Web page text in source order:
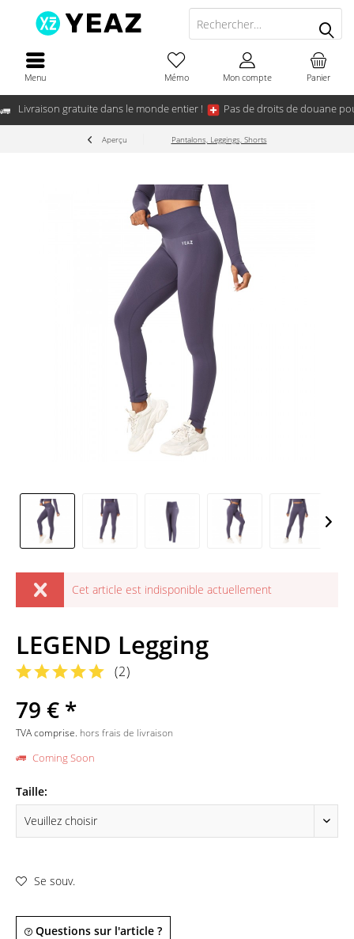
Livraison gratuite dans le monde entier ! Pas de droits de douane
Menu Panier
Mémo Mon compte
Aperçu Pantalons, Leggings, Shorts
Cet article est indisponible actuellement
LEGEND Legging
(2)
79 € *
TVA comprise. hors frais de livraison
Coming Soon
Taille:
Se souv.
Questions sur l'article ?